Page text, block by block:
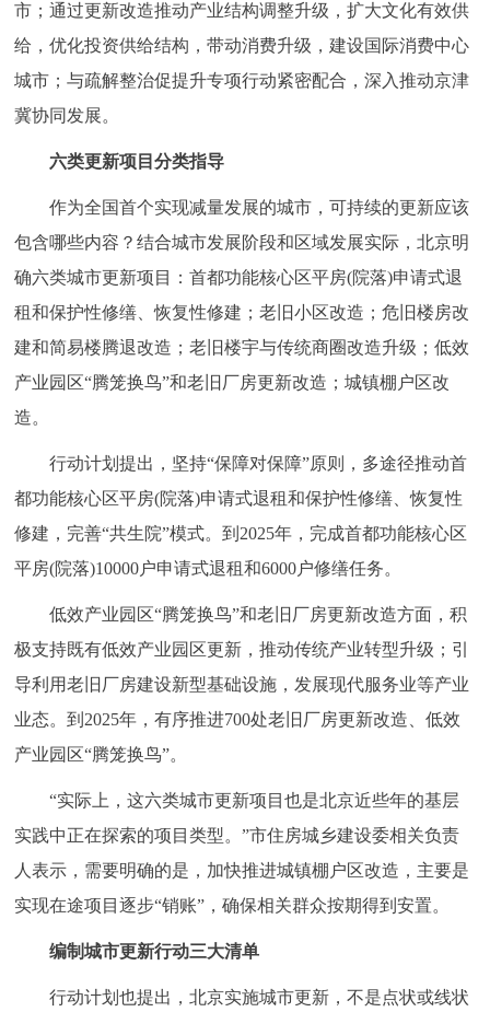
DEUTSCH FRANÇAIS РУССКИЙ ЯЗЫК
ESPAÑOL
ITALIANO
回到顶部
市；通过更新改造推动产业结构调整升级，扩大文化有效供
给，优化投资供给结构，带动消费升级，建设国际消费中心
城市；与疏解整治促提升专项行动紧密配合，深入推动京津
冀协同发展。
六类更新项目分类指导
作为全国首个实现减量发展的城市，可持续的更新应该
包含哪些内容？结合城市发展阶段和区域发展实际，北京明
确六类城市更新项目：首都功能核心区平房(院落)申请式退
租和保护性修缮、恢复性修建；老旧小区改造；危旧楼房改
建和简易楼腾退改造；老旧楼宇与传统商圈改造升级；低效
产业园区“腾笼换鸟”和老旧厂房更新改造；城镇棚户区改
造。
行动计划提出，坚持“保障对保障”原则，多途径推动首
都功能核心区平房(院落)申请式退租和保护性修缮、恢复性
修建，完善“共生院”模式。到2025年，完成首都功能核心区
平房(院落)10000户申请式退租和6000户修缮任务。
低效产业园区“腾笼换鸟”和老旧厂房更新改造方面，积
极支持既有低效产业园区更新，推动传统产业转型升级；引
导利用老旧厂房建设新型基础设施，发展现代服务业等产业
业态。到2025年，有序推进700处老旧厂房更新改造、低效
产业园区“腾笼换鸟”。
“实际上，这六类城市更新项目也是北京近些年的基层
实践中正在探索的项目类型。”市住房城乡建设委相关负责
人表示，需要明确的是，加快推进城镇棚户区改造，主要是
实现在途项目逐步“销账”，确保相关群众按期得到安置。
编制城市更新行动三大清单
行动计划也提出，北京实施城市更新，不是点状或线状